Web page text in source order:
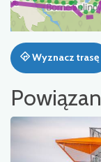
Wyznacz trasę